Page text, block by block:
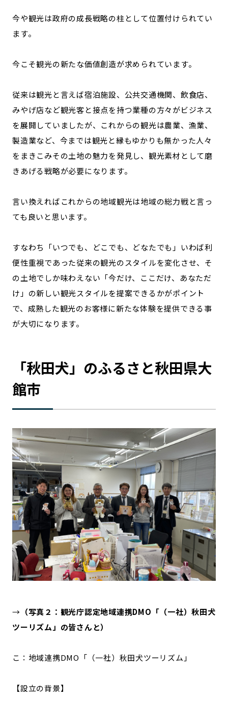
今や観光は政府の成長戦略の柱として位置付けられてい
ます。
今こそ観光の新たな価値創造が求められています。
従来は観光と言えば宿泊施設、公共交通機関、飲食店、
みやげ店など観光客と接点を持つ業種の方々がビジネス
を展開していましたが、これからの観光は農業、漁業、
製造業など、今までは観光と縁もゆかりも無かった人々
をまきこみその土地の魅力を発見し、観光素材として磨
きあげる戦略が必要になります。
言い換えればこれからの地域観光は地域の総力戦と言っ
ても良いと思います。
すなわち「いつでも、どこでも、どなたでも」いわば利
便性重視であった従来の観光のスタイルを変化させ、そ
の土地でしか味わえない「今だけ、ここだけ、あなただ
け」の新しい観光スタイルを提案できるかがポイント
で、成熟した観光のお客様に新たな体験を提供できる事
が大切になります。
「秋田犬」のふるさと秋田県大
館市
→ （写真２：観光庁認定地域連携DMO「（一社）秋田犬
ツーリズム」の皆さんと）
こ：地域連携DMO「（一社）秋田犬ツーリズム」
【設立の背景】